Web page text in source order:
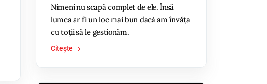
Nimeni nu scapă complet de ele. Însă
lumea ar fi un loc mai bun dacă am învăța
cu toții să le gestionăm.
Citește